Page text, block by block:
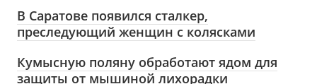
В Саратове появился сталкер,
преследующий женщин с колясками
Кумысную поляну обработают ядом для
защиты от мышиной лихорадки